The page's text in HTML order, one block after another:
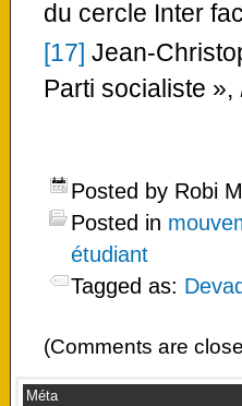
du cercle Inter
[17] Jean-
Parti socialiste »,
Posted by Robi
Posted in
étudiant
Tagged as:
(Comments are
Méta